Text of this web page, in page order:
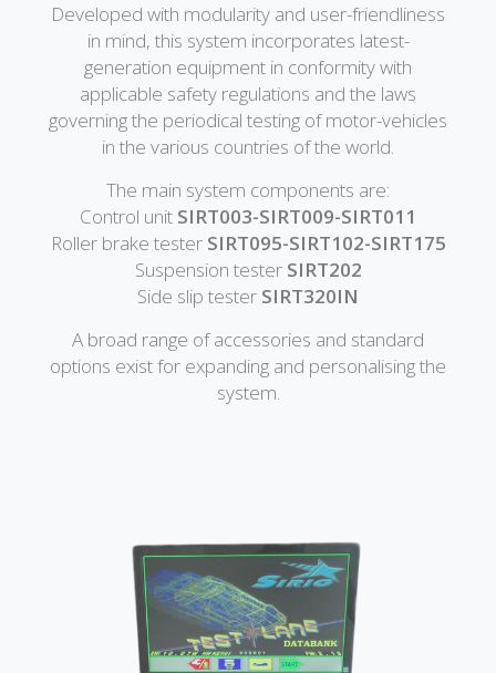
Developed with modularity and user-friendliness
in mind, this system incorporates latest-
generation equipment in conformity with
applicable safety regulations and the laws
governing the periodical testing of motor-vehicles
in the various countries of the world.
The main system components are:
Control unit SIRT003-SIRT009-SIRT011
Roller brake tester SIRT095-SIRT102-SIRT175
Suspension tester SIRT202
Side slip tester SIRT320IN
A broad range of accessories and standard
options exist for expanding and personalising the
system.